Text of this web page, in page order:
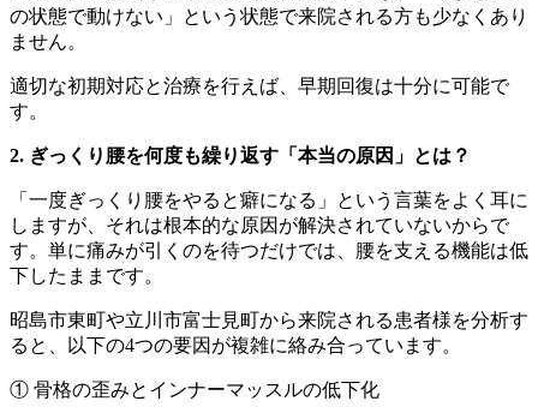
の状態で動けない」という状態で来院される方も少なくあり
ません。
適切な初期対応と治療を行えば、早期回復は十分に可能で
す。
2. ぎっくり腰を何度も繰り返す「本当の原因」とは？
「一度ぎっくり腰をやると癖になる」という言葉をよく耳に
しますが、それは根本的な原因が解決されていないからで
す。単に痛みが引くのを待つだけでは、腰を支える機能は低
下したままです。
昭島市東町や立川市富士見町から来院される患者様を分析す
ると、以下の4つの要因が複雑に絡み合っています。
① 骨格の歪みとインナーマッスルの低下化